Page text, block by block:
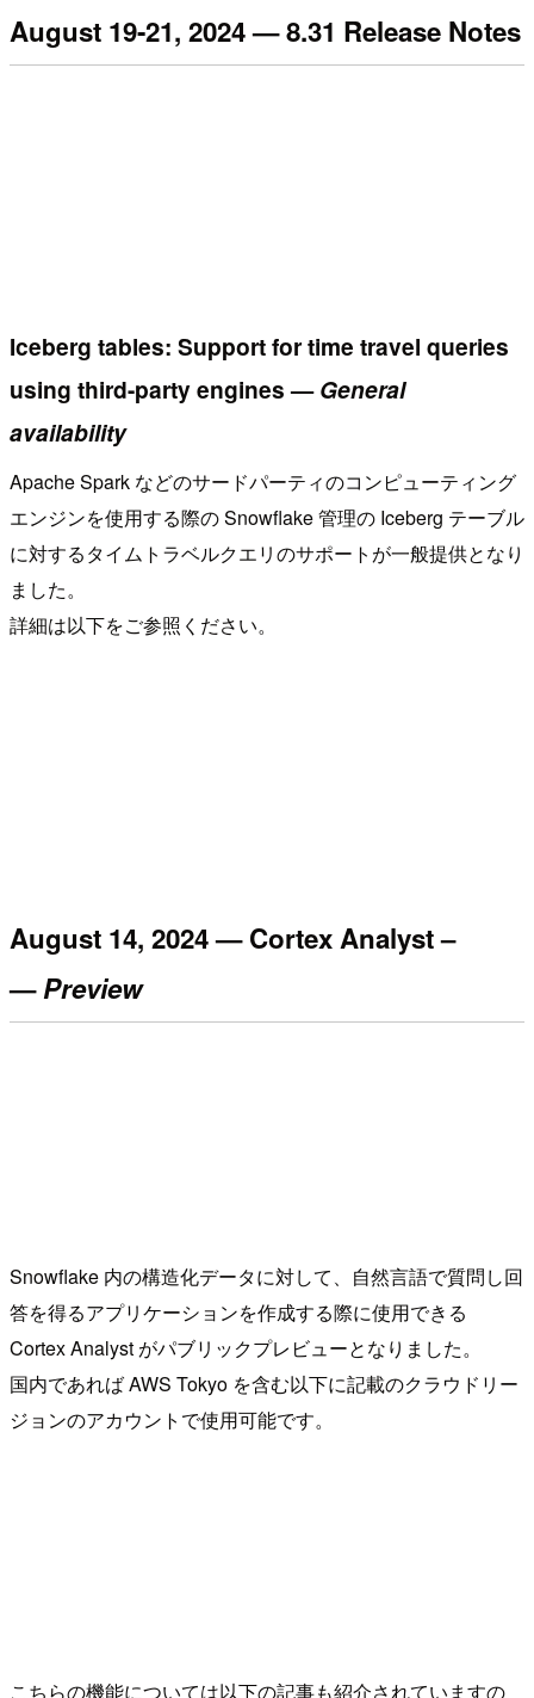
August 19-21, 2024 — 8.31 Release Notes
Iceberg tables: Support for time travel queries
using third-party engines —General
availability
Apache Spark などのサードパーティのコンピューティング
エンジンを使用する際の Snowflake 管理の Iceberg テーブル
に対するタイムトラベルクエリのサポートが一般提供となり
ました。
詳細は以下をご参照ください。
August 14, 2024 — Cortex Analyst –
—Preview
Snowflake 内の構造化データに対して、自然言語で質問し回
答を得るアプリケーションを作成する際に使用できる
Cortex Analyst がパブリックプレビューとなりました。
国内であれば AWS Tokyo を含む以下に記載のクラウドリー
ジョンのアカウントで使用可能です。
こちらの機能については以下の記事も紹介されていますの